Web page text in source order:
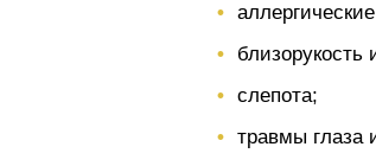
близорукость
слепота;
травмы глаза